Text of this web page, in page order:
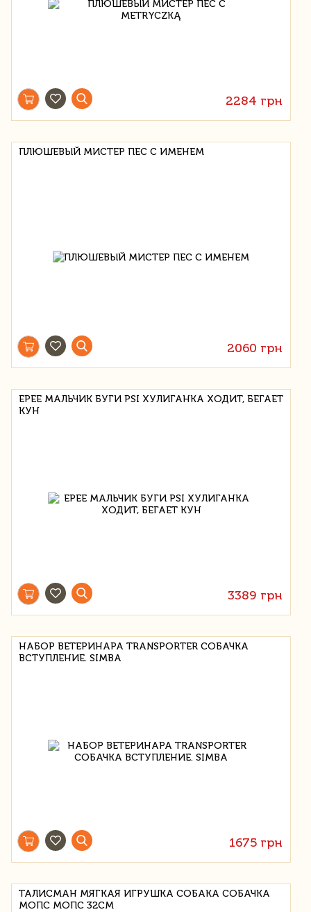
2284 грн
ПЛЮШЕВЫЙ МИСТЕР ПЕС С ИМЕНЕМ
2060 грн
EPEE МАЛЬЧИК БУГИ PSI ХУЛИГАНКА ХОДИТ, БЕГАЕТ
КУН
3389 грн
НАБОР ВЕТЕРИНАРА TRANSPORTER СОБАЧКА
ВСТУПЛЕНИЕ. SIMBA
1675 грн
ТАЛИСМАН МЯГКАЯ ИГРУШКА СОБАКА СОБАЧКА
МОПС МОПС 32СМ